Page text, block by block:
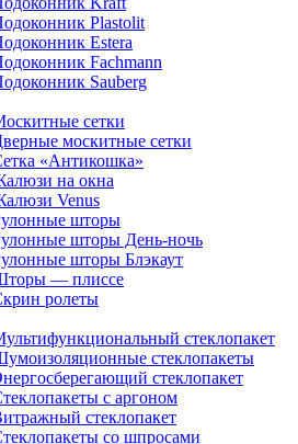
Plastolit
Estera
Fachmann
Sauberg
сетки
москитные сетки
«Антикошка»
на окна
Venus
шторы
шторы День-ночь
шторы Блэкаут
— плиссе
ролеты
стеклопакет
стеклопакеты
стеклопакет
с аргоном
стеклопакет
со шпросами